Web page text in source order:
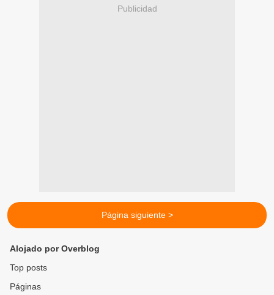
Publicidad
Página siguiente >
Alojado por Overblog
Top posts
Páginas